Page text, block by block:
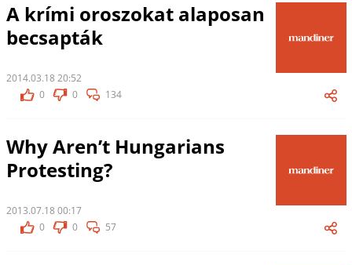
A krími oroszokat alaposan
becsapták
2014.03.18 20:52
0
0 134
Why Aren’t Hungarians
Protesting?
2013.07.18 00:17
0
0 57